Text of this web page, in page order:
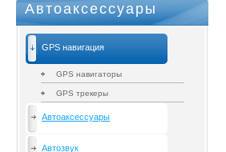
Автоаксессуары
GPS навигация
GPS навигаторы
GPS трекеры
Автоаксессуары
Автозвук